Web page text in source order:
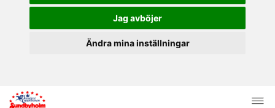
Jag avböjer
Ändra mina inställningar